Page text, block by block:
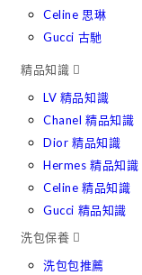
Celine 思琳
Gucci 古馳
精品知識
LV 精品知識
Chanel 精品知識
Dior 精品知識
Hermes 精品知識
Celine 精品知識
Gucci 精品知識
洗包保養
洗包包推薦